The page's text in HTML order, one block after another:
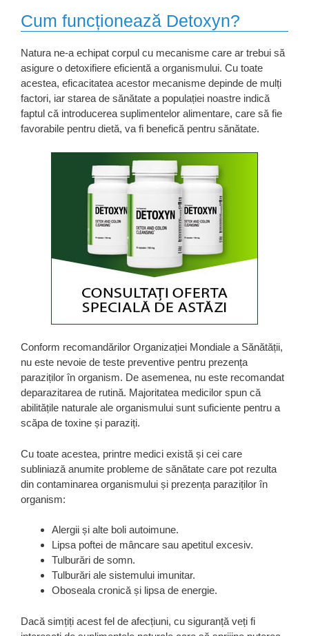
Cum funcționează Detoxyn?
Natura ne-a echipat corpul cu mecanisme care ar trebui să
asigure o detoxifiere eficientă a organismului. Cu toate
acestea, eficacitatea acestor mecanisme depinde de mulți
factori, iar starea de sănătate a populației noastre indică
faptul că introducerea suplimentelor alimentare, care să fie
favorabile pentru dietă, va fi benefică pentru sănătate.
Conform recomandărilor Organizației Mondiale a Sănătății,
nu este nevoie de teste preventive pentru prezența
paraziților în organism. De asemenea, nu este recomandat
deparazitarea de rutină. Majoritatea medicilor spun că
abilitățile naturale ale organismului sunt suficiente pentru a
scăpa de toxine și paraziți.
Cu toate acestea, printre medici există și cei care
subliniază anumite probleme de sănătate care pot rezulta
din contaminarea organismului și prezența paraziților în
organism:
Alergii și alte boli autoimune.
Lipsa poftei de mâncare sau apetitul excesiv.
Tulburări de somn.
Tulburări ale sistemului imunitar.
Oboseala cronică și lipsa de energie.
Dacă simțiți acest fel de afecțiuni, cu siguranță veți fi